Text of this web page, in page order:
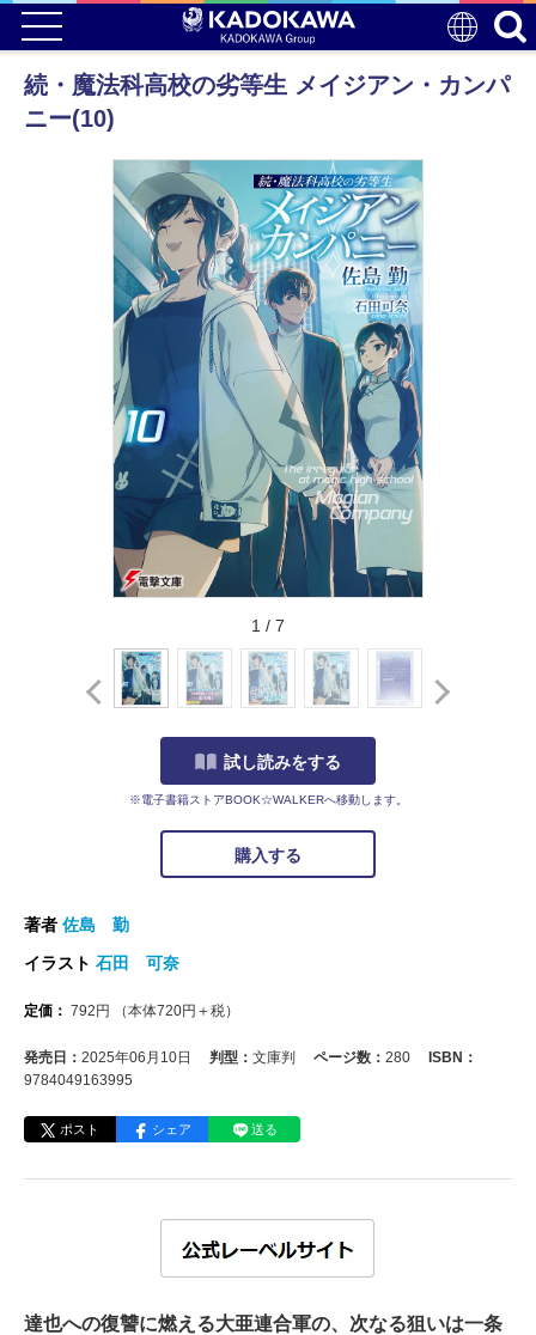
続・魔法科高校の劣等生 メイジアン・カンパ
ニー(10)
1 / 7
試し読みをする
※電子書籍ストアBOOK☆WALKERへ移動します。
購入する
著者 佐島 勤
イラスト 石田 可奈
定価： 792 円 （本体720円＋税）
発売日： 2025年06月10日 判型： 文庫判 ページ数： 280
ISBN：
9784049163995
ポスト シェア 送る
達也への復讐に燃える大亜連合軍の、次なる狙いは一条